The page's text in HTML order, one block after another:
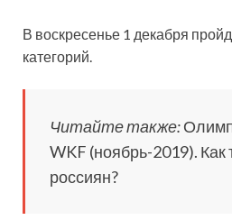
В воскресенье 1 декабря
категорий.
Читайте также:
WKF (ноябрь-2019). Как
россиян?